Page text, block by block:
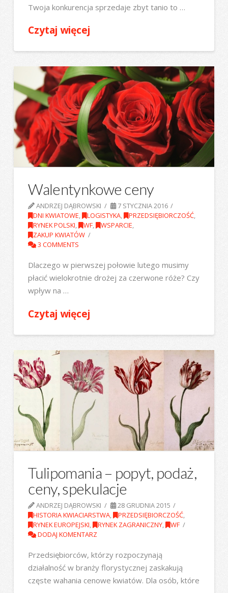
Twoja konkurencja sprzedaje zbyt tanio to …
Czytaj więcej
Walentynkowe ceny
ANDRZEJ DĄBROWSKI
7 STYCZNIA 2016
DNI KWIATOWE, LOGISTYKA, PRZEDSIĘBIORCZOŚĆ,
RYNEK POLSKI, WF, WSPARCIE,
ZAKUP KWIATÓW
3 COMMENTS
Dlaczego w pierwszej połowie lutego musimy
płacić wielokrotnie drożej za czerwone róże? Czy
wpływ na …
Czytaj więcej
Tulipomania – popyt, podaż,
ceny, spekulacje
ANDRZEJ DĄBROWSKI
28 GRUDNIA 2015
HISTORIA KWIACIARSTWA, PRZEDSIĘBIORCZOŚĆ,
RYNEK EUROPEJSKI, RYNEK ZAGRANICZNY, WF
DODAJ KOMENTARZ
Przedsiębiorców, którzy rozpoczynają
działalność w branży florystycznej zaskakują
częste wahania cenowe kwiatów. Dla osób, które